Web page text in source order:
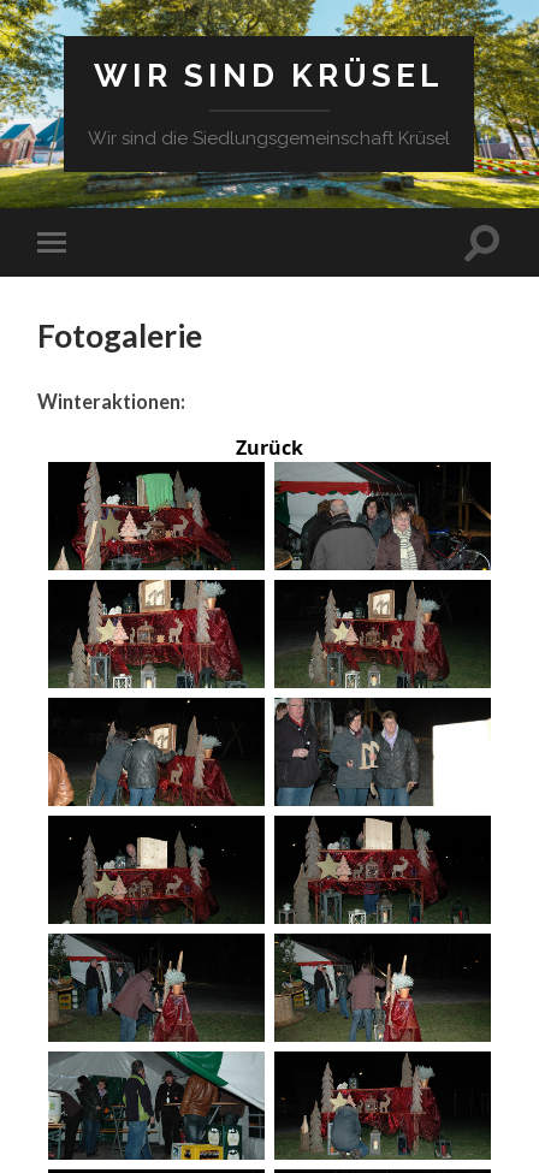
WIR SIND KRÜSEL
Wir sind die Siedlungsgemeinschaft Krüsel
Fotogalerie
Winteraktionen:
Zurück